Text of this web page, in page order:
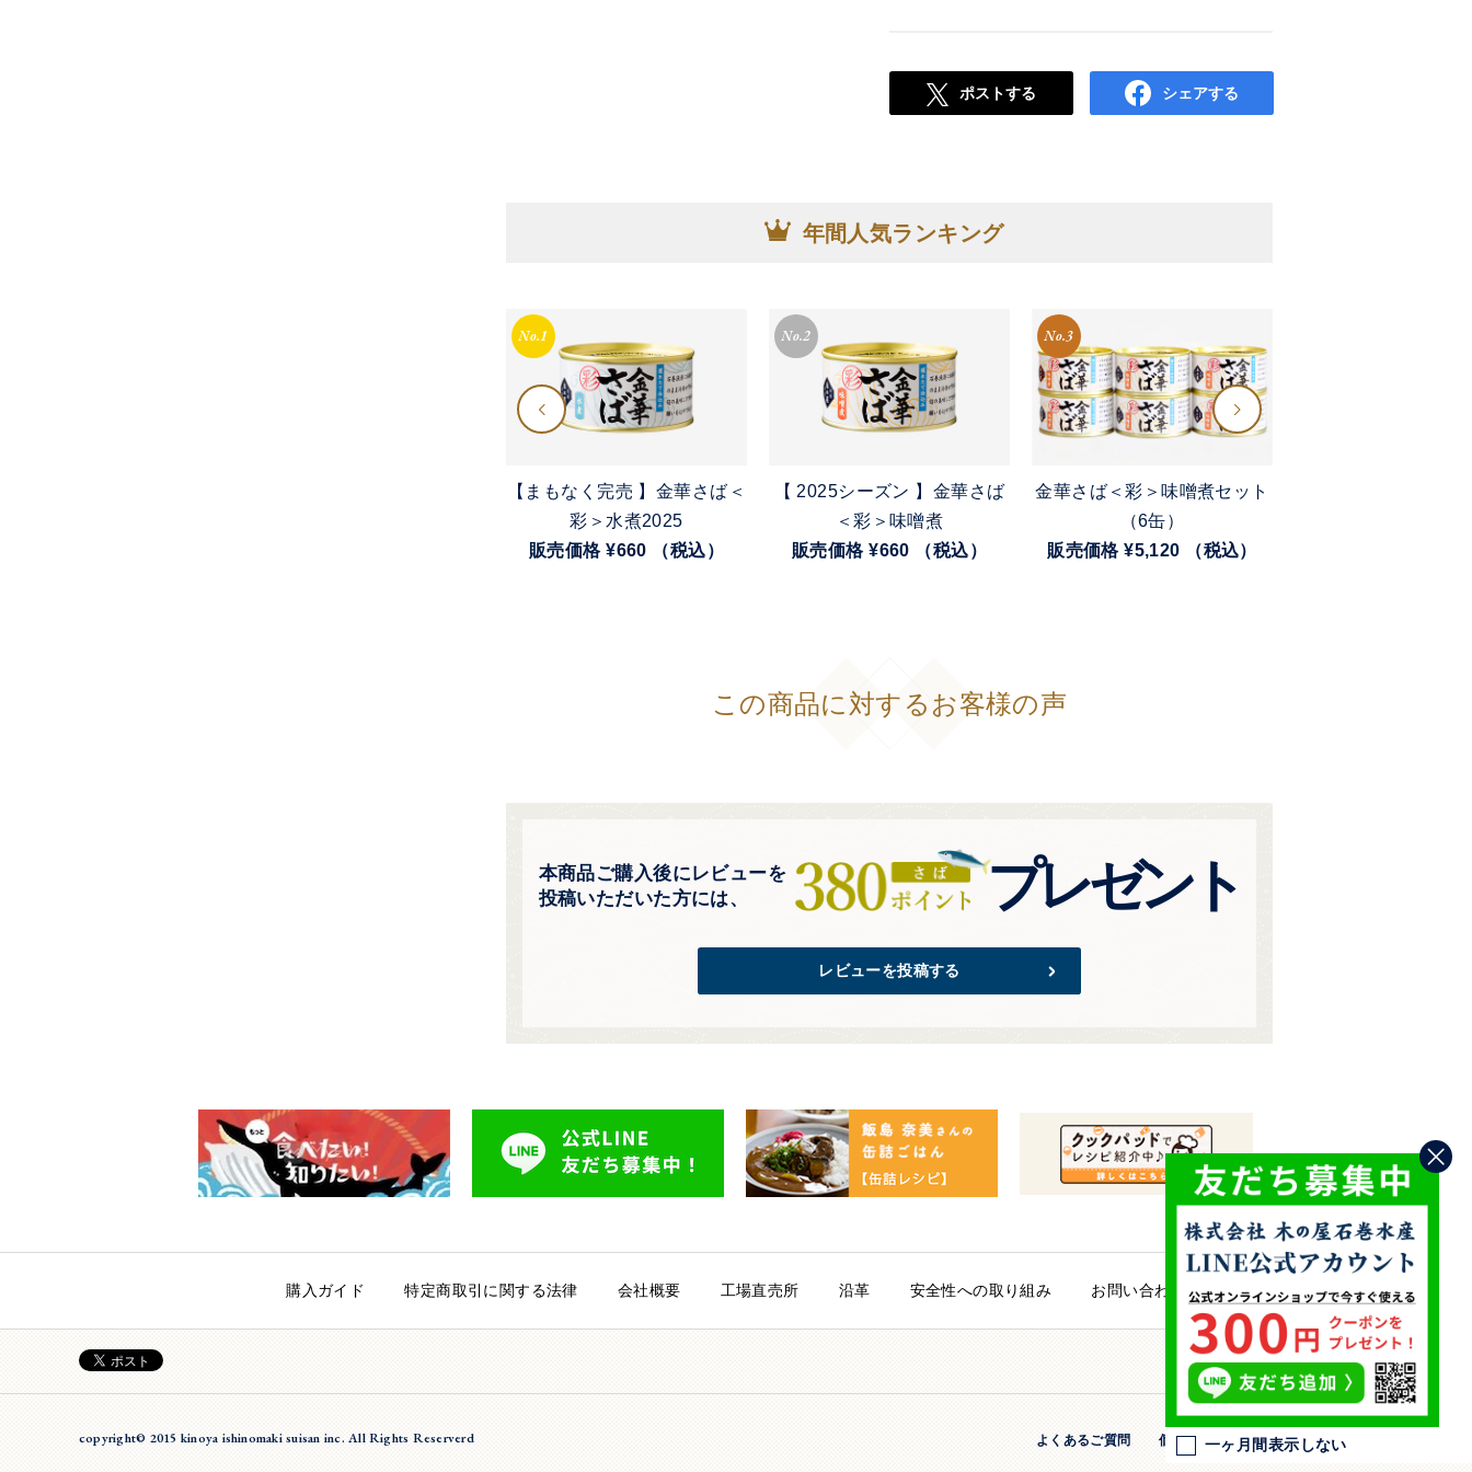
一ヶ月間表示しない
ポストする シェアする
年間人気ランキング
No.1
【まもなく完売 】金華さば＜
彩＞水煮2025
販売価格 ¥660 （税込）
No.2
【 2025シーズン 】金華さば
＜彩＞味噌煮
販売価格 ¥660 （税込）
No.3
金華さば＜彩＞味噌煮セット
（6缶）
販売価格 ¥5,120 （税込）
この商品に対するお客様の声
本商品ご購入後にレビューを
投稿いただいた方には、
プレゼント
レビューを投稿する
購入ガイド 特定商取引に関する法律 会社概要 工場直売所 沿革 安全性への取り組み お問い合わせ
PAGE TOP
よくあるご質問 個人情報保護方針 法人のお客様
copyright© 2015 kinoya ishinomaki suisan inc. All Rights Reserverd